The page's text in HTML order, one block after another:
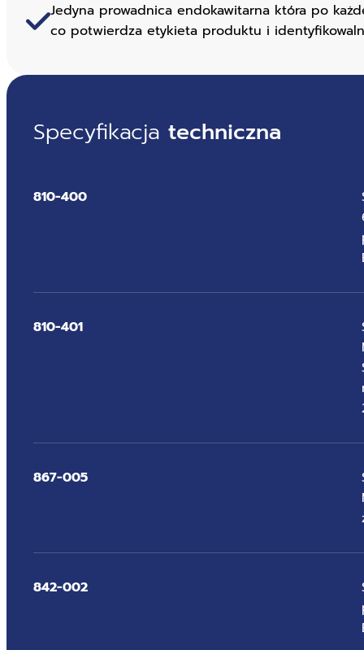
Jedyna prowadnica endokawitarna która po
co potwierdza etykieta produktu i
Specyfikacja techniczna
810-400
810-401
867-005
842-002